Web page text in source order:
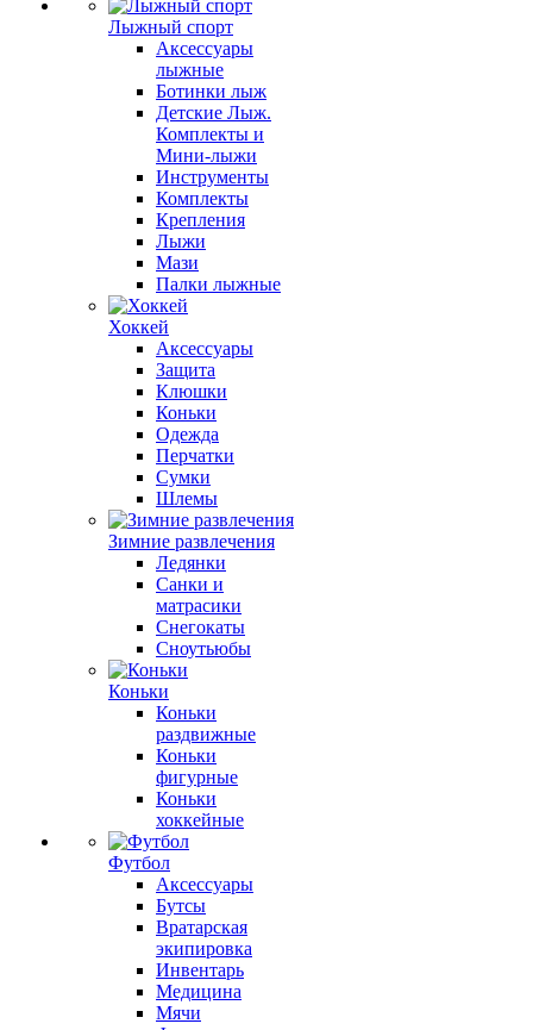
Лыжный спорт
Аксессуары
лыжные
Ботинки лыж
Детские Лыж.
Комплекты и
Мини-лыжи
Инструменты
Комплекты
Крепления
Лыжи
Мази
Палки лыжные
Хоккей
Аксессуары
Защита
Клюшки
Коньки
Одежда
Перчатки
Сумки
Шлемы
Зимние развлечения
Ледянки
Санки и
матрасики
Снегокаты
Сноутьюбы
Коньки
Коньки
раздвижные
Коньки
фигурные
Коньки
хоккейные
Футбол
Аксессуары
Бутсы
Вратарская
экипировка
Инвентарь
Медицина
Мячи